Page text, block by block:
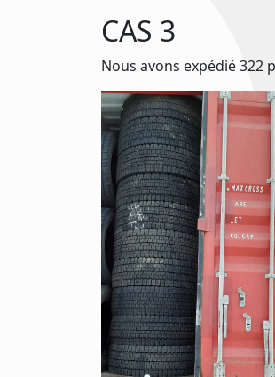
CAS 3
Nous avons expédié 322